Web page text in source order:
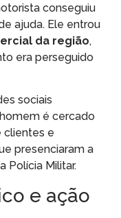
conseguiu
ajuda. Ele entrou
da região,
era perseguido
sociais
é cercado
clientes e
presenciaram a
Polícia Militar.
e ação